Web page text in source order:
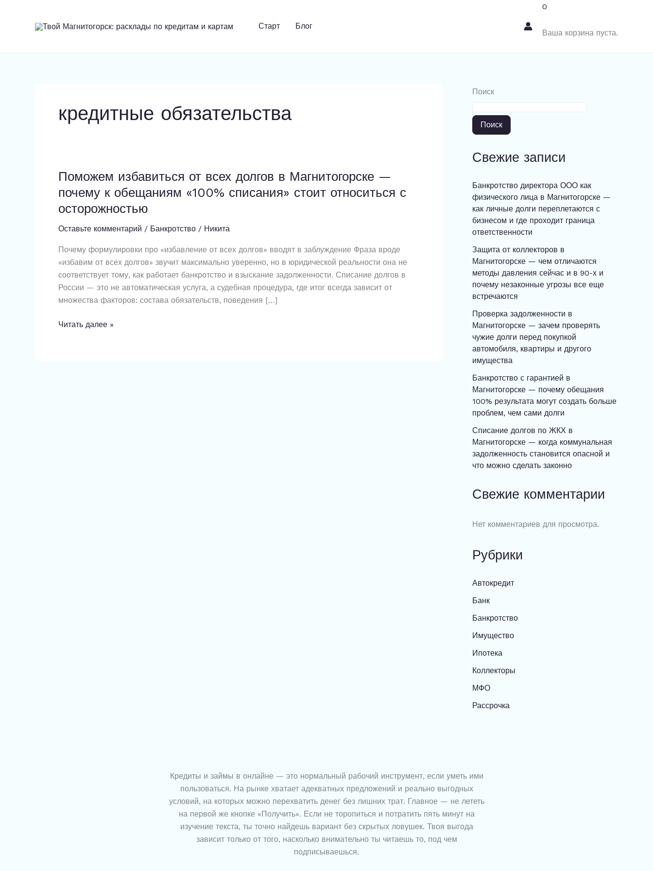
содержимому
Старт Блог
0
Ваша корзина пуста.
кредитные обязательства
Поможем избавиться от всех долгов в Магнитогорске —
почему к обещаниям «100% списания» стоит относиться с
осторожностью
Оставьте комментарий / Банкротство / Никита
Почему формулировки про «избавление от всех долгов» вводят в заблуждение Фраза вроде
«избавим от всех долгов» звучит максимально уверенно, но в юридической реальности она не
соответствует тому, как работает банкротство и взыскание задолженности. Списание долгов в
России — это не автоматическая услуга, а судебная процедура, где итог всегда зависит от
множества факторов: состава обязательств, поведения […]
Поможем
от
всех
долгов
Магнитогорске
—
почему
к
обещаниям
списания»
Читать далее »
Поиск
Поиск
Свежие записи
Банкротство директора ООО как
физического лица в Магнитогорске —
как личные долги переплетаются с
бизнесом и где проходит граница
ответственности
Защита от коллекторов в
Магнитогорске — чем отличаются
методы давления сейчас и в 90-х и
почему незаконные угрозы все еще
встречаются
Проверка задолженности в
Магнитогорске — зачем проверять
чужие долги перед покупкой
автомобиля, квартиры и другого
имущества
Банкротство с гарантией в
Магнитогорске — почему обещания
100% результата могут создать больше
проблем, чем сами долги
Списание долгов по ЖКХ в
Магнитогорске — когда коммунальная
задолженность становится опасной и
что можно сделать законно
Свежие комментарии
Нет комментариев для просмотра.
Рубрики
Автокредит
Банк
Банкротство
Имущество
Ипотека
Коллекторы
МФО
Рассрочка
Кредиты и займы в онлайне — это нормальный рабочий инструмент, если уметь ими
пользоваться. На рынке хватает адекватных предложений и реально выгодных
условий, на которых можно перехватить денег без лишних трат. Главное — не лететь
на первой же кнопке «Получить». Если не торопиться и потратить пять минут на
изучение текста, ты точно найдешь вариант без скрытых ловушек. Твоя выгода
зависит только от того, насколько внимательно ты читаешь то, под чем
подписываешься.